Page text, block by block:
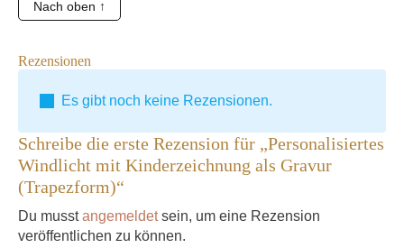
Nach oben ↑
Rezensionen
Es gibt noch keine Rezensionen.
Schreibe die erste Rezension für „Personalisiertes
Windlicht mit Kinderzeichnung als Gravur
(Trapezform)“
Du musstangemeldetsein, um eine Rezension
veröffentlichen zu können.